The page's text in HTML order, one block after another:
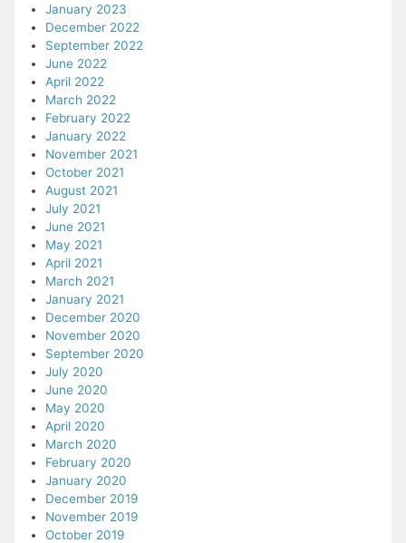
January 2023
December 2022
September 2022
June 2022
April 2022
March 2022
February 2022
January 2022
November 2021
October 2021
August 2021
July 2021
June 2021
May 2021
April 2021
March 2021
January 2021
December 2020
November 2020
September 2020
July 2020
June 2020
May 2020
April 2020
March 2020
February 2020
January 2020
December 2019
November 2019
October 2019